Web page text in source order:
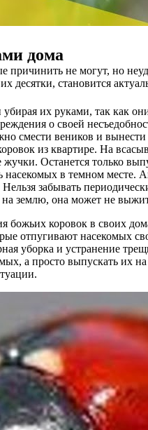
дома
причинить не могут, но
десятки, становится
их руками, так как
о своей
смести веников и вынести
из квартире. На
Останется только
в темном месте.
забывать
землю, она может не
божьих коровок в своих
отпугивают насекомых
уборка и устранение
а просто выпускать